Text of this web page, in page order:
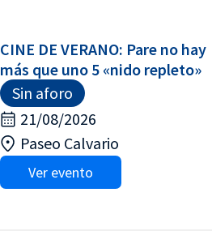
CINE DE VERANO: Pare no hay
más que uno 5 «nido repleto»
Sin aforo
21/08/2026
Paseo Calvario
Ver evento